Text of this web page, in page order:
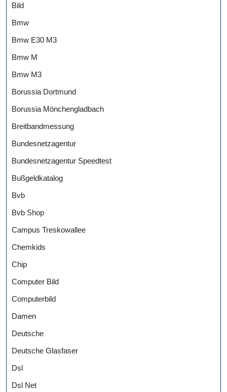
Bild
Bmw
Bmw E30 M3
Bmw M
Bmw M3
Borussia Dortmund
Borussia Mönchengladbach
Breitbandmessung
Bundesnetzagentur
Bundesnetzagentur Speedtest
Bußgeldkatalog
Bvb
Bvb Shop
Campus Treskowallee
Chemkids
Chip
Computer Bild
Computerbild
Damen
Deutsche
Deutsche Glasfaser
Dsl
Dsl Net